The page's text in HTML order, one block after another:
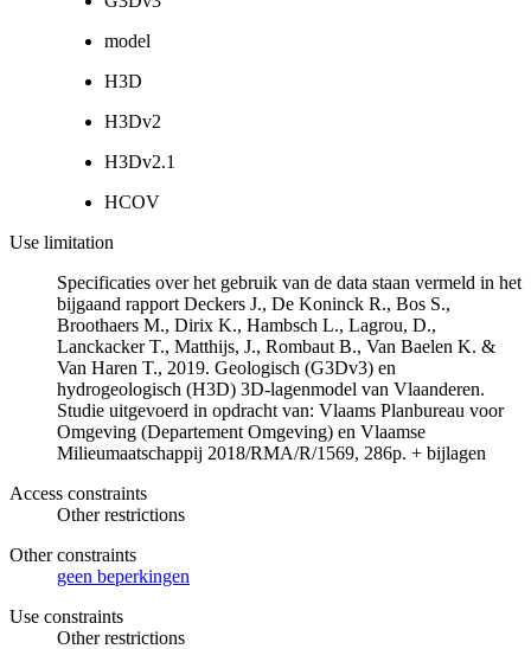
model
H3D
H3Dv2
H3Dv2.1
HCOV
Use limitation
Specificaties over het gebruik van de data staan vermeld in het
bijgaand rapport Deckers J., De Koninck R., Bos S.,
Broothaers M., Dirix K., Hambsch L., Lagrou, D.,
Lanckacker T., Matthijs, J., Rombaut B., Van Baelen K. &
Van Haren T., 2019. Geologisch (G3Dv3) en
hydrogeologisch (H3D) 3D-lagenmodel van Vlaanderen.
Studie uitgevoerd in opdracht van: Vlaams Planbureau voor
Omgeving (Departement Omgeving) en Vlaamse
Milieumaatschappij 2018/RMA/R/1569, 286p. + bijlagen
Access constraints
Other restrictions
Other constraints
geen beperkingen
Use constraints
Other restrictions